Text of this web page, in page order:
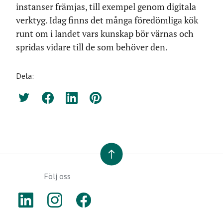
instanser främjas, till exempel genom digitala
verktyg. Idag finns det många föredömliga kök
runt om i landet vars kunskap bör värnas och
spridas vidare till de som behöver den.
Dela:
TwitterFacebookLinkedInPinterest
TILL TOPPEN
Följ oss
LINKEDININSTAGRAM